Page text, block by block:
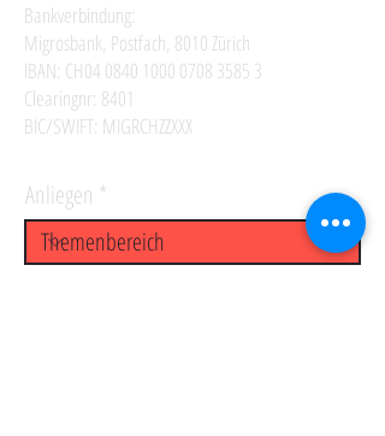
Bankverbindung:
Migrosbank, Postfach, 8010 Zürich
IBAN: CH04 0840 1000 0708 3585 3
Clearingnr: 8401
BIC/SWIFT: MIGRCHZZXXX
Anliegen